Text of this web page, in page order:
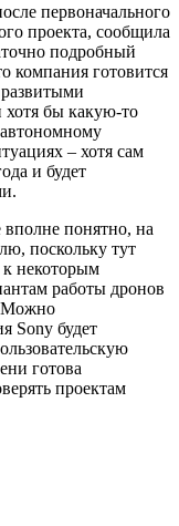
первоначального
проекта, сообщила
подробный
компания готовится
хотя бы какую-то
– хотя сам
и будет
понятно, на
поскольку тут
к некоторым
работы дронов
Можно
Sony будет
готова
проектам